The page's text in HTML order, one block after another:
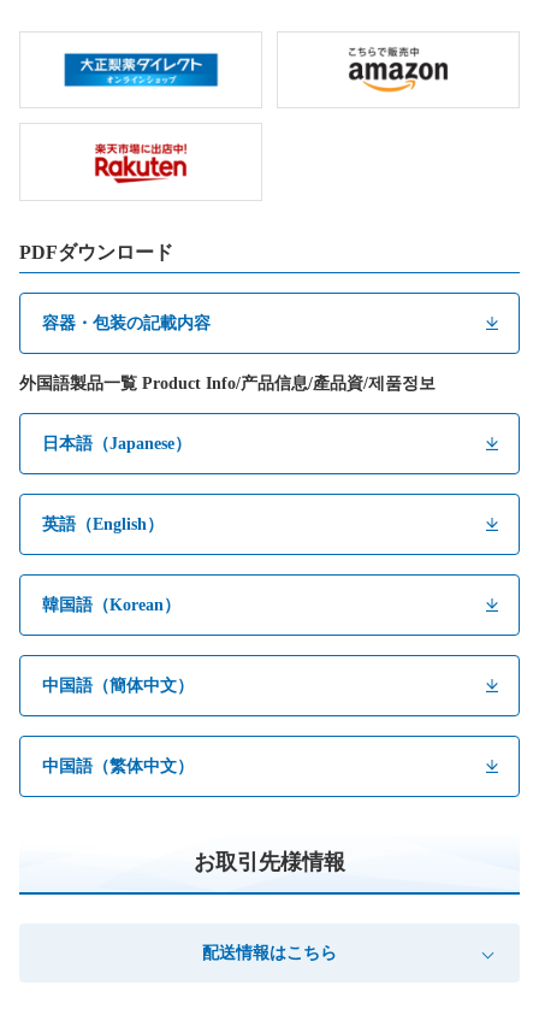
PDFダウンロード
容器・包装の記載内容
外国語製品一覧 Product Info/产品信息/產品資/제품정보
日本語（Japanese）
英語（English）
韓国語（Korean）
中国語（簡体中文）
中国語（繁体中文）
お取引先様情報
配送情報はこちら